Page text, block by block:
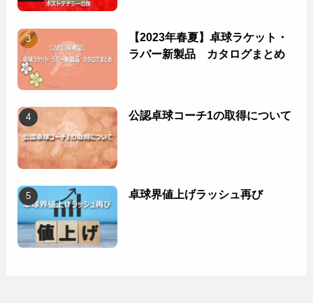
【2023年春夏】卓球ラケット・
ラバー新製品 カタログまとめ
公認卓球コーチ1の取得について
卓球界値上げラッシュ再び